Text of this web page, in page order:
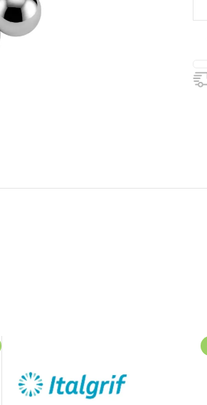
Mezcladoras
Lavaderos